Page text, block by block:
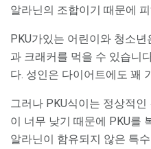
알라닌의 조합이기 때문에
PKU가있는 어린이와 청소
과 크래커를 먹을 수 있습니
다. 성인은 다이어트에도 꽤
그러나 PKU식이는 정상적
이 너무 낮기 때문에 PKU를
알라닌이 함유되지 않은 특